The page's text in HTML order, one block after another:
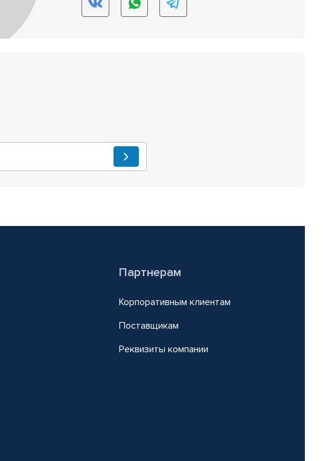
Партнерам
Корпоративным клиентам
Поставщикам
Реквизиты компании